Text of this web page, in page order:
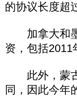
的协议长度超
加拿大和墨
资，包括2011
此外，蒙古
同，因此今年